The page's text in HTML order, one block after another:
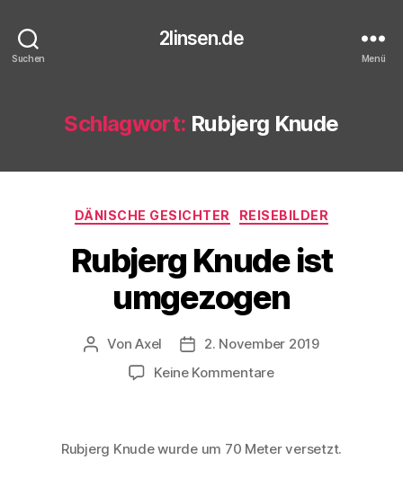
Suchen
2linsen.de
Menü
Schlagwort: Rubjerg Knude
Kategorien
DÄNISCHE GESICHTER REISEBILDER
Rubjerg Knude ist
umgezogen
Beitragsautor
VonAxel Veröffentlichungsdatum
2. November 2019
Keine Kommentarezu
umgezogen
Rubjerg Knude wurde um 70 Meter versetzt.